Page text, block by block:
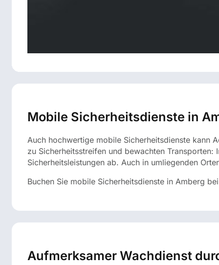
Mobile Sicherheitsdienste in
Auch hochwertige mobile Sicherheitsdienste kann
zu Sicherheitsstreifen und bewachten
Sicherheitsleistungen ab. Auch in umliegenden
Buchen Sie mobile Sicherheitsdienste in Amberg
Aufmerksamer Wachdienst